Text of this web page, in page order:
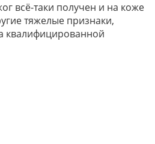
всё-таки получен и на коже
тяжелые признаки,
квалифицированной